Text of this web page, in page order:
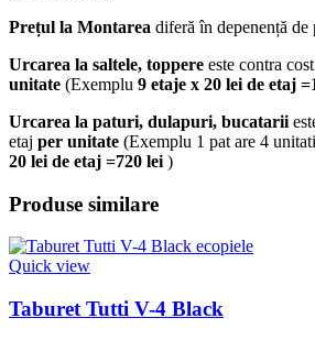
Prețul la Montarea diferă în depenență de
Urcarea la saltele, toppere este contra
unitate (Exemplu 9 etaje x 20 lei de etaj
Urcarea la paturi, dulapuri, bucatarii
etaj per unitate (Exemplu 1 pat are 4
20 lei de etaj =720 lei )
Produse similare
Quick view
Taburet Tutti V-4 Black